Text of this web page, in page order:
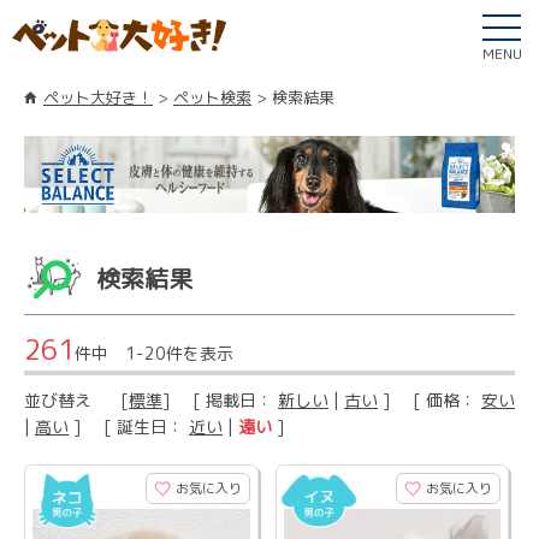
MENU
ペット大好き！ ペット検索 検索結果
検索結果
261 件中 1-20件を表示
並び替え [標準] [ 掲載日： 新しい | 古い ] [ 価格： 安い
| 高い ] [ 誕生日： 近い | 遠い ]
お気に入り お気に入り